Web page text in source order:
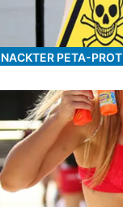
NACKTER PETA-